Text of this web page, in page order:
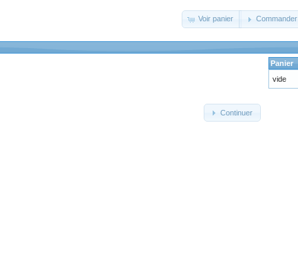
Voir panier Commander
Continuer
Panier
vide